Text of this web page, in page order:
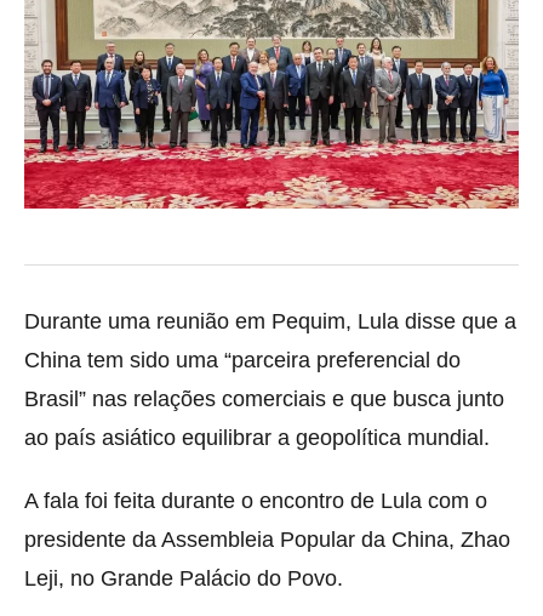
Durante uma reunião em Pequim, Lula disse que a
China tem sido uma “parceira preferencial do
Brasil” nas relações comerciais e que busca junto
ao país asiático equilibrar a geopolítica mundial.
A fala foi feita durante o encontro de Lula com o
presidente da Assembleia Popular da China, Zhao
Leji, no Grande Palácio do Povo.